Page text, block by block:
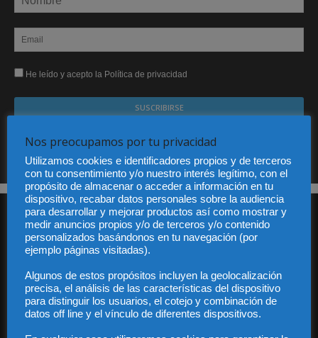
He leído y acepto la Política de privacidad
Sus datos serán incorporados a un fichero automatizado con el objeto exclusivo de dar
respuesta a su suscripción Dicho fichero es de titularidad exclusiva de LEXDIR GLOBAL
S.L. y no será cedido a un tercero en ningún caso.
Audiencia y Publicidad
Quiénes somos
Legal
Nos preocupamos por tu privacidad
Utilizamos cookies e identificadores propios y de terceros
con tu consentimiento y/o nuestro interés legítimo, con el
propósito de almacenar o acceder a información en tu
dispositivo, recabar datos personales sobre la audiencia
para desarrollar y mejorar productos así como mostrar y
medir anuncios propios y/o de terceros y/o contenido
personalizados basándonos en tu navegación (por
ejemplo páginas visitadas).
Algunos de estos propósitos incluyen la geolocalización
precisa, el análisis de las características del dispositivo
para distinguir los usuarios, el cotejo y combinación de
datos off line y el vínculo de diferentes dispositivos.